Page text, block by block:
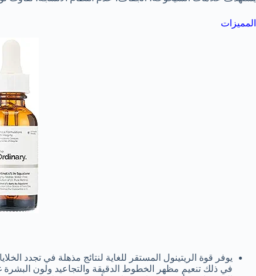
المميزات
يوفر قوة الريتينول المستقر للغاية لنتائج مذهلة في تجدد
في ذلك تنعيم مظهر الخطوط الدقيقة والتجاعيد ولون البشرة